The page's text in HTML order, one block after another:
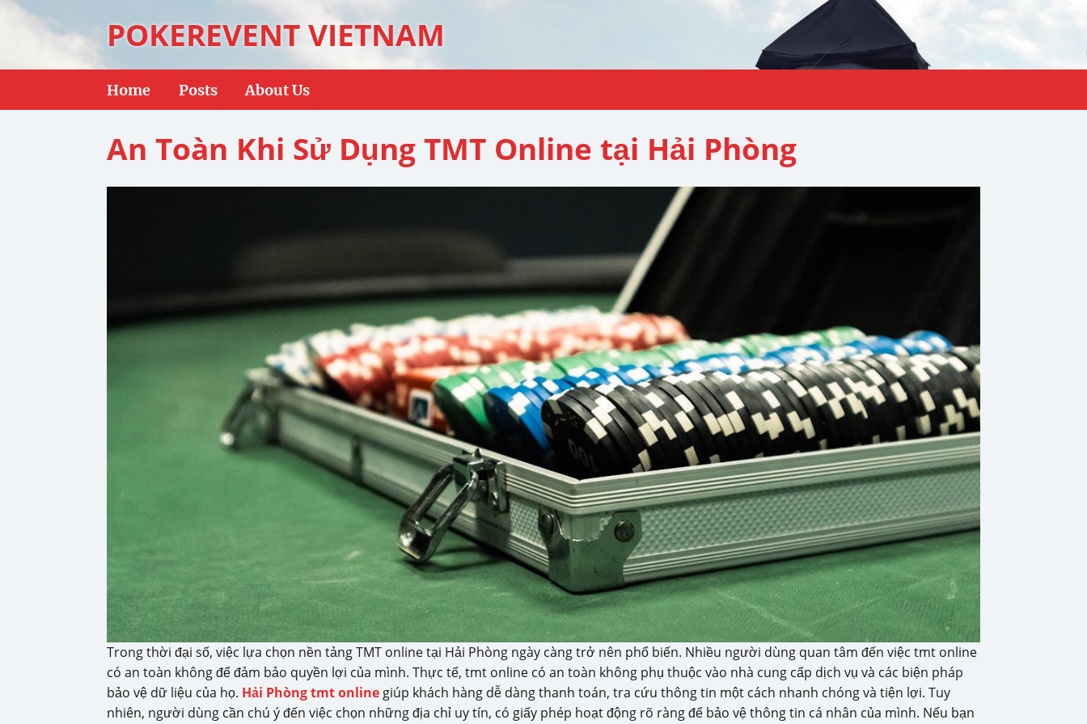
POKEREVENT VIETNAM
Home Posts About Us
An Toàn Khi Sử Dụng TMT Online tại Hải Phòng
Trong thời đại số, việc lựa chọn nền tảng TMT online tại Hải Phòng ngày càng trở nên phổ biến. Nhiều người dùng quan tâm đến việc tmt online
có an toàn không để đảm bảo quyền lợi của mình. Thực tế, tmt online có an toàn không phụ thuộc vào nhà cung cấp dịch vụ và các biện pháp
bảo vệ dữ liệu của họ. Hải Phòng tmt online giúp khách hàng dễ dàng thanh toán, tra cứu thông tin một cách nhanh chóng và tiện lợi. Tuy
nhiên, người dùng cần chú ý đến việc chọn những địa chỉ uy tín, có giấy phép hoạt động rõ ràng để bảo vệ thông tin cá nhân của mình. Nếu bạn